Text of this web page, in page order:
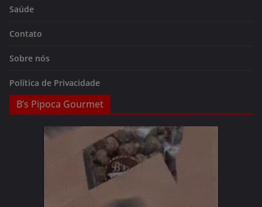
Saúde
Contato
Sobre nós
Política de Privacidade
B’s Pipoca Gourmet